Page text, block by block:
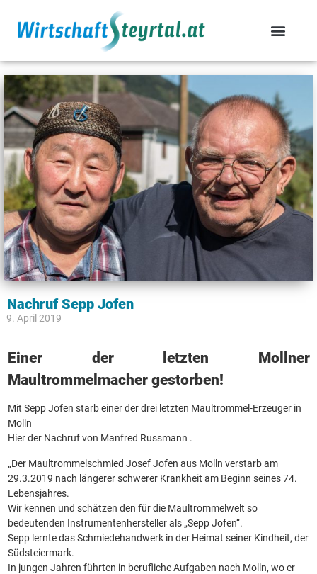
Nachruf Sepp Jofen
9. April 2019
Einer der letzten Mollner
Maultrommelmacher gestorben!
Mit Sepp Jofen starb einer der drei letzten Maultrommel-Erzeuger in
Molln
Hier der Nachruf von Manfred Russmann .
„Der Maultrommelschmied Josef Jofen aus Molln verstarb am
29.3.2019 nach längerer schwerer Krankheit am Beginn seines 74.
Lebensjahres.
Wir kennen und schätzen den für die Maultrommelwelt so
bedeutenden Instrumentenhersteller als „Sepp Jofen“.
Sepp lernte das Schmiedehandwerk in der Heimat seiner Kindheit, der
Südsteiermark.
In jungen Jahren führten in berufliche Aufgaben nach Molln, wo er